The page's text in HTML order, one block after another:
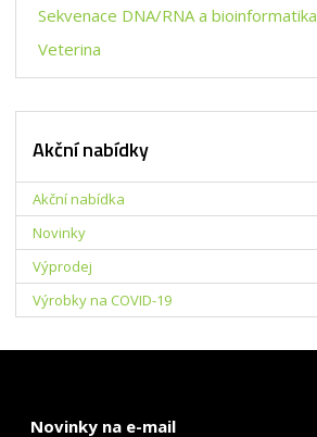
Sekvenace DNA/RNA a bioinformatika
Veterina
Akční nabídky
Akční nabídka
Novinky
Výprodej
Výrobky na COVID-19
Novinky na e-mail